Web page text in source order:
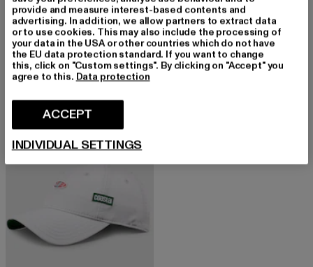
COASTAL
HFT Tropical Addict
29,15 EUR
Prix courant: 29,15 EUR
35,99 EURPrix en promotion: 35,99 EUR
COASTAL
The Glow
29,87 EUR
Prix courant: 29,87 EUR
35,99 EURPrix en
provide and measure interest-based contents and
advertising. In addition, we allow partners to extract data
or to use cookies. This may also include the processing of
your data in the USA or other countries which do not have
the EU data protection standard. If you want to change
this, click on "Custom settings". By clicking on "Accept" you
agree to this. Data protection
ACCEPT
INDIVIDUAL SETTINGS